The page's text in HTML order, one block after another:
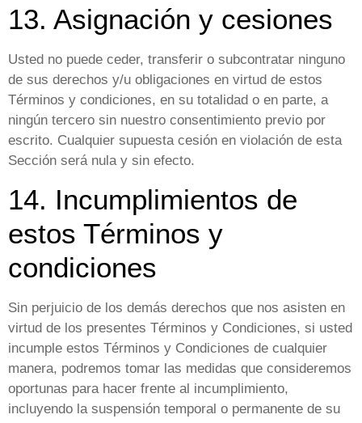
13. Asignación y cesiones
Usted no puede ceder, transferir o subcontratar ninguno
de sus derechos y/u obligaciones en virtud de estos
Términos y condiciones, en su totalidad o en parte, a
ningún tercero sin nuestro consentimiento previo por
escrito. Cualquier supuesta cesión en violación de esta
Sección será nula y sin efecto.
14. Incumplimientos de
estos Términos y
condiciones
Sin perjuicio de los demás derechos que nos asisten en
virtud de los presentes Términos y Condiciones, si usted
incumple estos Términos y Condiciones de cualquier
manera, podremos tomar las medidas que consideremos
oportunas para hacer frente al incumplimiento,
incluyendo la suspensión temporal o permanente de su